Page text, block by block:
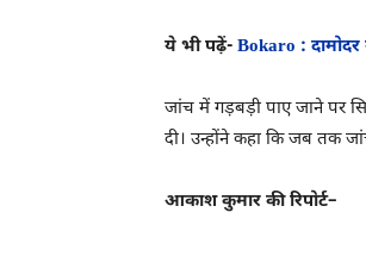
ये भी पढ़ें- Bokaro :
जांच में गड़बड़ी पाए जाने पर
दी। उन्होंने कहा कि जब तक
आकाश कुमार की रिपोर्ट–